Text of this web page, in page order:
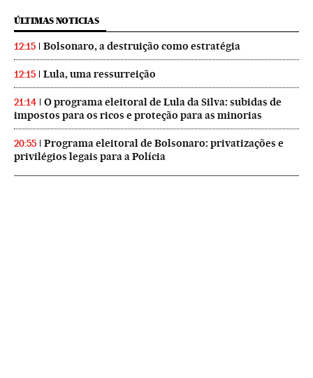
ÚLTIMAS NOTICIAS
12:15 Bolsonaro, a destruição como estratégia
12:15 Lula, uma ressurreição
21:14
O programa eleitoral de Lula da Silva: subidas de
impostos para os ricos e proteção para as minorias
20:55
Programa eleitoral de Bolsonaro: privatizações e
privilégios legais para a Polícia